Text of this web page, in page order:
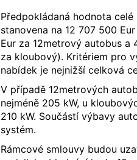
Předpokládaná hodnota
stanovena na 12 707 500
Eur za 12metrový autobus a
za kloubový). Kritériem pro
nabídek je nejnižší celková
V případě 12metrových
nejméně 205 kW, u
210 kW. Součástí výbavy
systém.
Rámcové smlouvy budou